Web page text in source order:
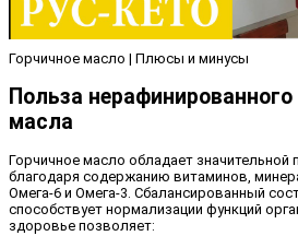
Горчичное масло | Плюсы и минусы
Польза нерафинированного
масла
Горчичное масло обладает значительной
благодаря содержанию витаминов,
Омега-6 и Омега-3. Сбалансированный
способствует нормализации функций
здоровье позволяет: